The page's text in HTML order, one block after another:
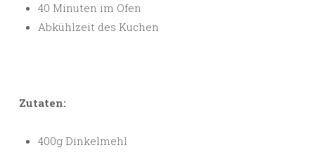
40 Minuten im Ofen
Abkühlzeit des Kuchen
Zutaten:
400g Dinkelmehl